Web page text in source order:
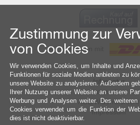
Wir versenden mit
Infocenter
Datenschutz
AGB/Widerrufsrecht
Impressum
Zustimmung zur
von Cookies
Wir verwenden Cookies, um Inhalte und
Funktionen für soziale Medien anbieten zu
unsere Website zu analysieren. Außerdem
Ihrer Nutzung unserer Website an unsere
Werbung und Analysen weiter. Des
Cookies verwendet um die Funktion der
dies ist nicht deaktivierbar.